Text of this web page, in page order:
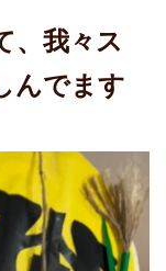
、我々ス
んでます